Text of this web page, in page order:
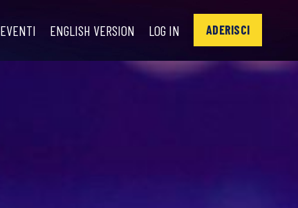
EVENTI ENGLISH VERSION LOG IN ADERISCI